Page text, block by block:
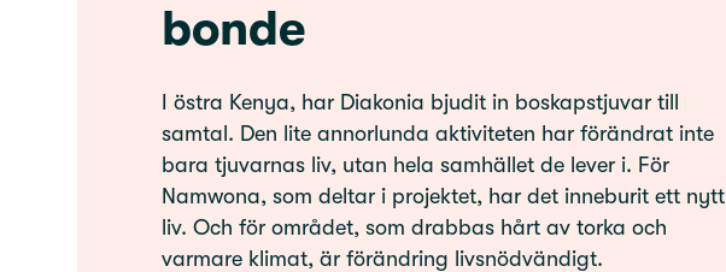
bonde
I östra Kenya, har Diakonia bjudit in boskapstjuvar till
samtal. Den lite annorlunda aktiviteten har förändrat inte
bara tjuvarnas liv, utan hela samhället de lever i. För
Namwona, som deltar i projektet, har det inneburit ett nytt
liv. Och för området, som drabbas hårt av torka och
varmare klimat, är förändring livsnödvändigt.